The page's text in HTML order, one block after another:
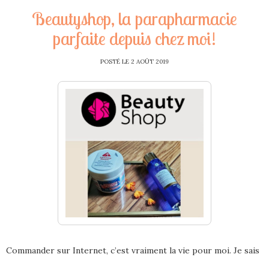
Beautyshop, la parapharmacie
parfaite depuis chez moi!
POSTÉ LE 2 AOÛT 2019
Commander sur Internet, c’est vraiment la vie pour moi. Je sais